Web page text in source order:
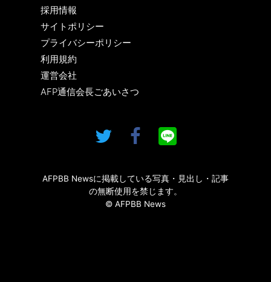
採用情報
サイトポリシー
プライバシーポリシー
利用規約
運営会社
AFP通信会長ごあいさつ
AFPBB Newsに掲載している写真・見出し・記事
の無断使用を禁じます。
© AFPBB News